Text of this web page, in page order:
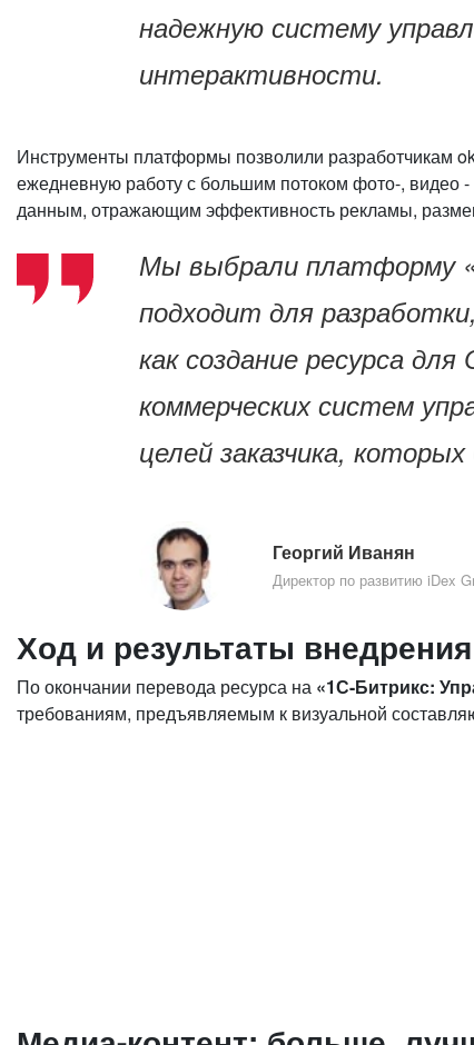
надежную систему
интерактивности.
Инструменты платформы позволили разработчикам
ежедневную работу с большим потоком фото-, видео -
данным, отражающим эффективность рекламы,
Мы выбрали платформу
подходит для
как создание ресурса
коммерческих систем
целей заказчика,
Георгий Иванян
Директор по развитию iDex
Ход и результаты внедрения
По окончании перевода ресурса на «1С-Битрикс:
требованиям, предъявляемым к визуальной